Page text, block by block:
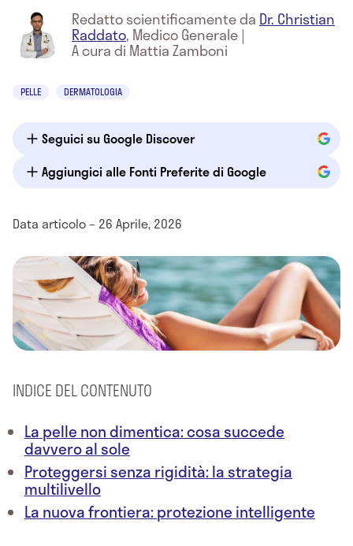
Redatto scientificamente da Dr. Christian
Raddato, Medico Generale|
A cura di Mattia Zamboni
PELLE DERMATOLOGIA
Seguici su Google Discover
Aggiungici alle Fonti Preferite di Google
Data articolo – 26 Aprile, 2026
INDICE DEL CONTENUTO
La pelle non dimentica: cosa succede
davvero al sole
Proteggersi senza rigidità: la strategia
multilivello
La nuova frontiera: protezione intelligente